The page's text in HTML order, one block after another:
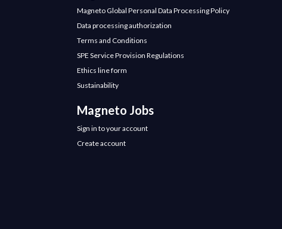
Magneto Global Personal Data Processing Policy
Data processing authorization
Terms and Conditions
SPE Service Provision Regulations
Ethics line form
Sustainability
Magneto Jobs
Sign in to your account
Create account